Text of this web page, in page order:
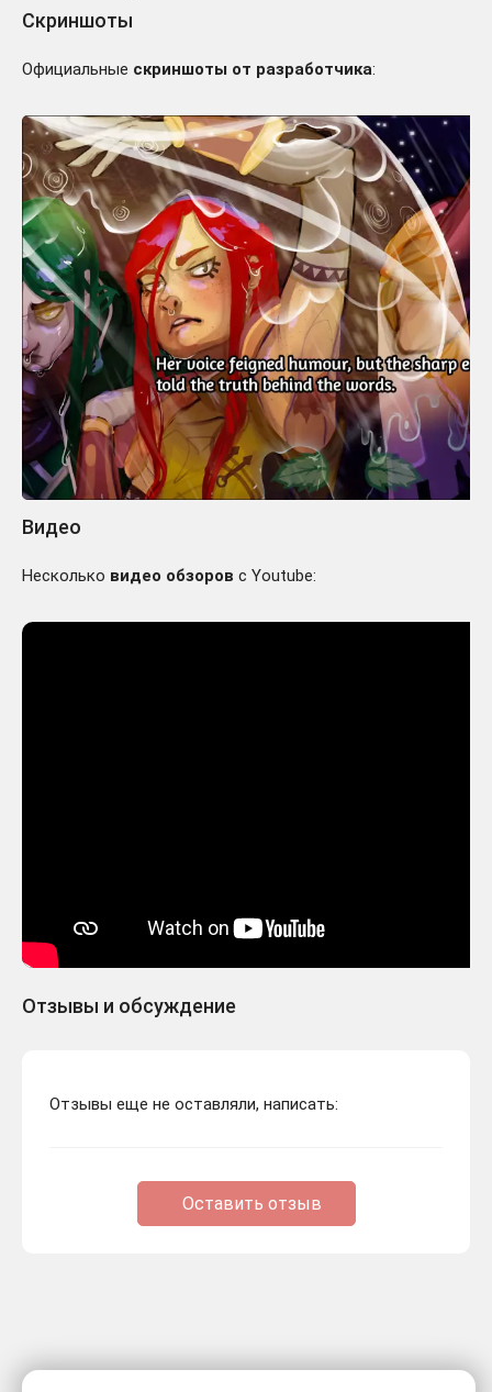
Скриншоты
Официальные скриншоты от разработчика:
Видео
Несколько видео обзоров с Youtube:
Отзывы и обсуждение
Отзывы еще не оставляли, написать:
Оставить отзыв